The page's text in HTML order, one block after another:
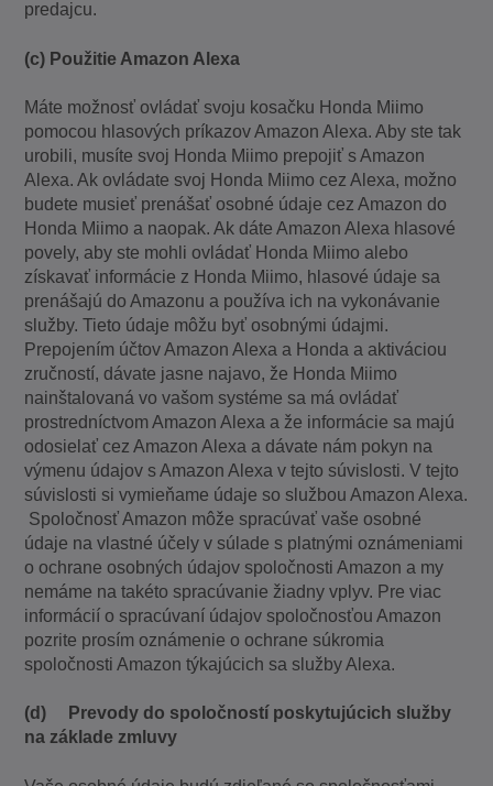
predajcu.
(c) Použitie Amazon Alexa
Máte možnosť ovládať svoju kosačku Honda Miimo
pomocou hlasových príkazov Amazon Alexa. Aby ste tak
urobili, musíte svoj Honda Miimo prepojiť s Amazon
Alexa. Ak ovládate svoj Honda Miimo cez Alexa, možno
budete musieť prenášať osobné údaje cez Amazon do
Honda Miimo a naopak. Ak dáte Amazon Alexa hlasové
povely, aby ste mohli ovládať Honda Miimo alebo
získavať informácie z Honda Miimo, hlasové údaje sa
prenášajú do Amazonu a používa ich na vykonávanie
služby. Tieto údaje môžu byť osobnými údajmi.
Prepojením účtov Amazon Alexa a Honda a aktiváciou
zručností, dávate jasne najavo, že Honda Miimo
nainštalovaná vo vašom systéme sa má ovládať
prostredníctvom Amazon Alexa a že informácie sa majú
odosielať cez Amazon Alexa a dávate nám pokyn na
výmenu údajov s Amazon Alexa v tejto súvislosti. V tejto
súvislosti si vymieňame údaje so službou Amazon Alexa.
Spoločnosť Amazon môže spracúvať vaše osobné
údaje na vlastné účely v súlade s platnými oznámeniami
o ochrane osobných údajov spoločnosti Amazon a my
nemáme na takéto spracúvanie žiadny vplyv. Pre viac
informácií o spracúvaní údajov spoločnosťou Amazon
pozrite prosím oznámenie o ochrane súkromia
spoločnosti Amazon týkajúcich sa služby Alexa.
(d) Prevody do spoločností poskytujúcich služby
na základe zmluvy